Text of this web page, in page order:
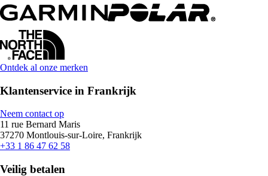
Ontdek al onze merken
Klantenservice in Frankrijk
Neem contact op
11 rue Bernard Maris
37270 Montlouis-sur-Loire, Frankrijk
+33 1 86 47 62 58
Veilig betalen